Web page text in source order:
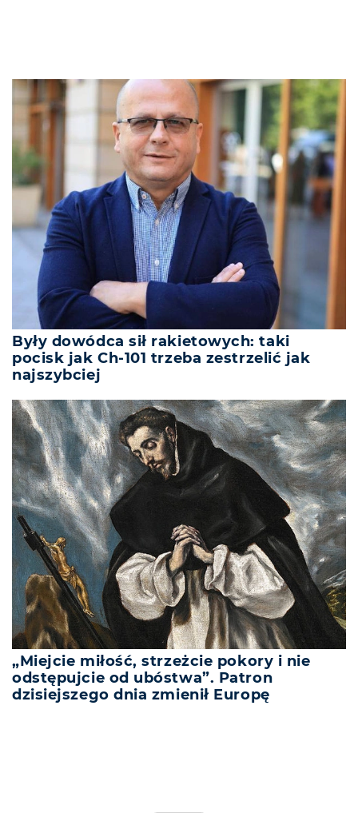
Były dowódca sił rakietowych: taki
pocisk jak Ch-101 trzeba zestrzelić jak
najszybciej
„Miejcie miłość, strzeżcie pokory i nie
odstępujcie od ubóstwa”. Patron
dzisiejszego dnia zmienił Europę